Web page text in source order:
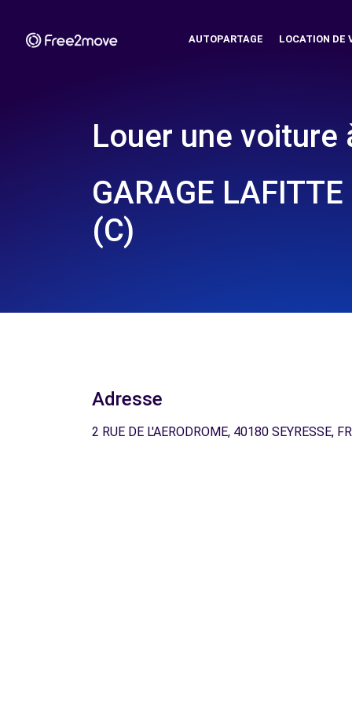
AUTOPARTAGE LOCATION DE
Louer une voiture
GARAGE LAFITTE
(C)
Adresse
2 RUE DE L'AERODROME, 40180 SEYRESSE, FR